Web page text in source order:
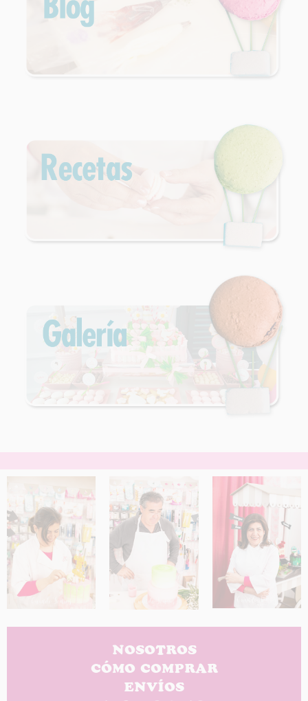
NOSOTROS
CÓMO COMPRAR
ENVÍOS